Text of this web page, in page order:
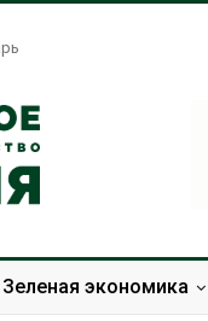
Зеленая экономика